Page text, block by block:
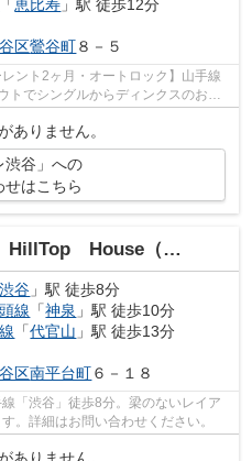
「恵比寿 」駅 徒歩12分
区鶯谷町８－５
ント2ヶ月・オートロック】山手線
トでシングルからディンクスのお客
...
ありません。
渋谷」への
せはこちら
（南平台ヒルトップハウス）
渋谷 」駅 徒歩8分
線 「神泉 」駅 徒歩10分
「代官山 」駅 徒歩13分
区南平台町６－１８
「渋谷」徒歩8分。梁のないレイア
。詳細はお問い合わせください。